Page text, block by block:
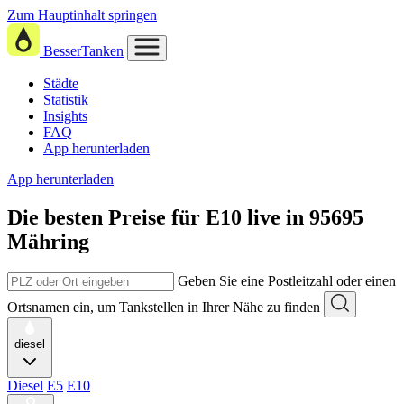
Zum Hauptinhalt springen
BesserTanken
Städte
Statistik
Insights
FAQ
App herunterladen
App herunterladen
Die besten Preise für E10 live in 95695
Mähring
Geben Sie eine Postleitzahl oder einen
Ortsnamen ein, um Tankstellen in Ihrer Nähe zu finden
diesel
Diesel E5 E10